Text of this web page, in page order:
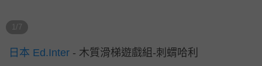
1/7
日本 Ed.Inter - 木質滑梯遊戲組-刺蝟哈利